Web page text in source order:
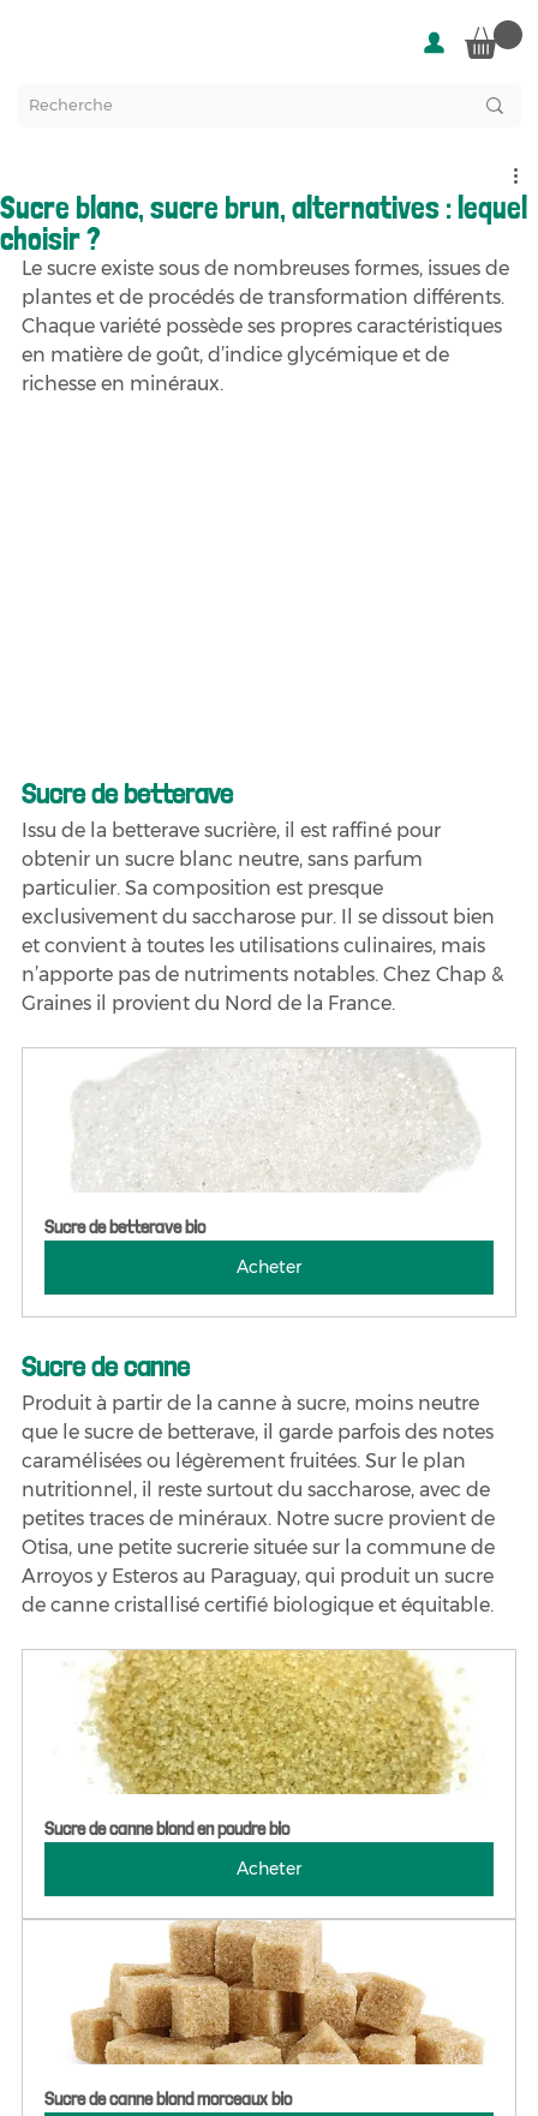
Sucre blanc, sucre brun, alternatives : lequel
choisir ?
Le sucre existe sous de nombreuses formes, issues de
plantes et de procédés de transformation différents.
Chaque variété possède ses propres caractéristiques
en matière de goût, d’indice glycémique et de
richesse en minéraux.
Sucre de betterave
Issu de la betterave sucrière, il est raffiné pour
obtenir un sucre blanc neutre, sans parfum
particulier. Sa composition est presque
exclusivement du saccharose pur. Il se dissout bien
et convient à toutes les utilisations culinaires, mais
n’apporte pas de nutriments notables. Chez Chap &
Graines il provient du Nord de la France.
Sucre de betterave bio
Acheter
Sucre de canne
Produit à partir de la canne à sucre, moins neutre
que le sucre de betterave, il garde parfois des notes
caramélisées ou légèrement fruitées. Sur le plan
nutritionnel, il reste surtout du saccharose, avec de
petites traces de minéraux. Notre sucre provient de
Otisa, une petite sucrerie située sur la commune de
Arroyos y Esteros au Paraguay, qui produit un sucre
de canne cristallisé certifié biologique et équitable.
Sucre de canne blond en poudre bio
Acheter
Sucre de canne blond morceaux bio